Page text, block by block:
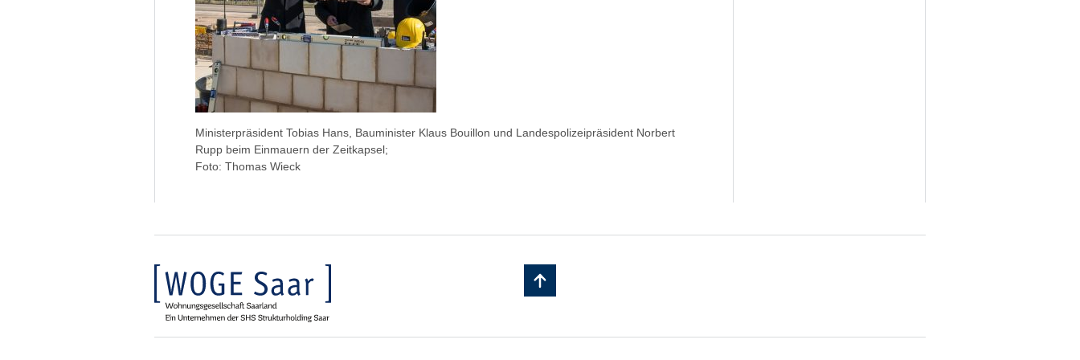
Ministerpräsident Tobias Hans, Bauminister Klaus Bouillon und Landespolizeipräsident Norbert
Rupp beim Einmauern der Zeitkapsel;
Foto: Thomas Wieck